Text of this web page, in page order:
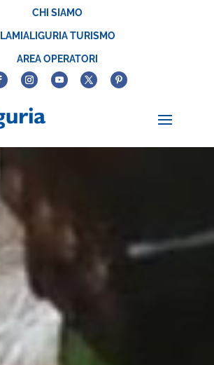
CHI SIAMO
LAMIALIGURIA TURISMO
AREA OPERATORI